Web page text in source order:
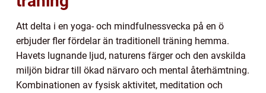
Att delta i en yoga- och mindfulnessvecka på en ö
erbjuder fler fördelar än traditionell träning hemma.
Havets lugnande ljud, naturens färger och den avskilda
miljön bidrar till ökad närvaro och mental återhämtning.
Kombinationen av fysisk aktivitet, meditation och